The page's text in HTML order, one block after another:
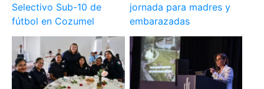
Selectivo Sub-10 de
fútbol en Cozumel
jornada para madres y
embarazadas